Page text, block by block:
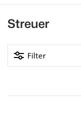
Streuer
Filter